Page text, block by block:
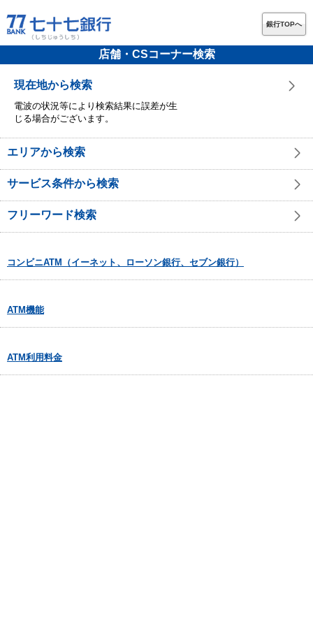
銀行TOPへ
店舗・CSコーナー検索
現在地から検索
電波の状況等により検索結果に誤差が生
じる場合がございます。
エリアから検索
サービス条件から検索
フリーワード検索
コンビニATM（イーネット、ローソン銀行、セブン銀行）
ATM機能
ATM利用料金